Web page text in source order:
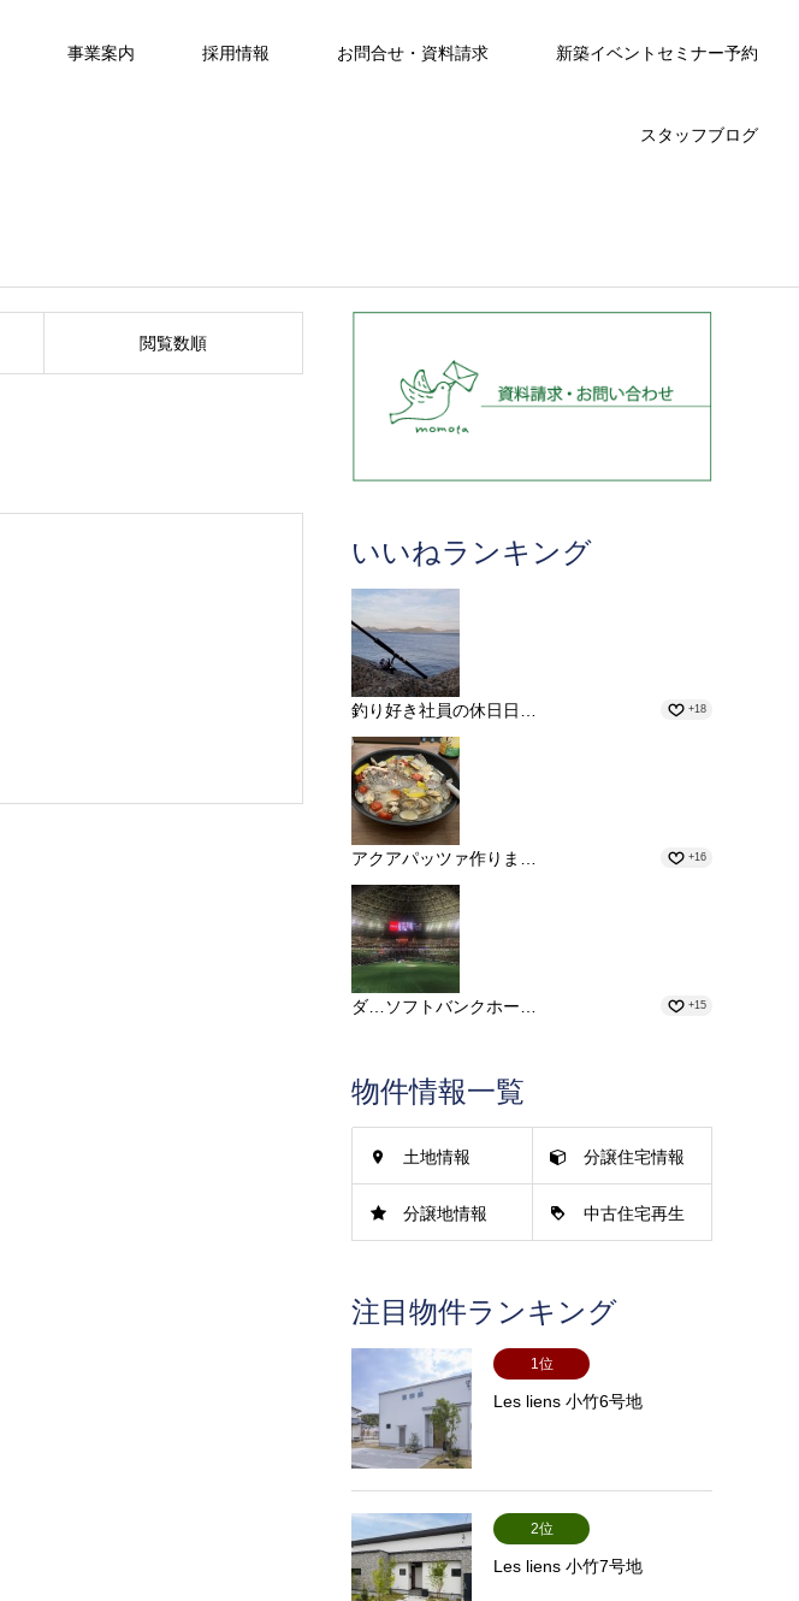
事業案内 採用情報 お問合せ・資料請求 新築イベントセミナー予約
スタッフブログ
閲覧数順
いいねランキング
釣り好き社員の休日日… +18
アクアパッツァ作りま… +16
ダ…ソフトバンクホー… +15
物件情報一覧
土地情報 分譲住宅情報
分譲地情報 中古住宅再生
注目物件ランキング
1位
Les liens 小竹6号地
2位
Les liens 小竹7号地